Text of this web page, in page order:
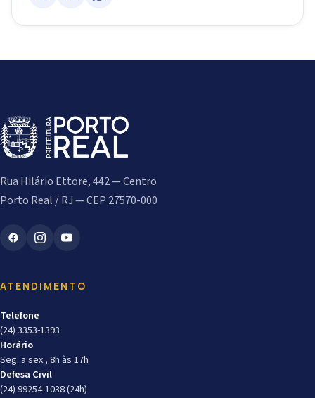
Rua Hilário Ettore, 442 — Centro
Porto Real / RJ — CEP 27570-000
ATENDIMENTO
Telefone
(24) 3353-1393
Horário
Seg. a sex., 8h às 17h
Defesa Civil
(24) 99254-1038 (24h)